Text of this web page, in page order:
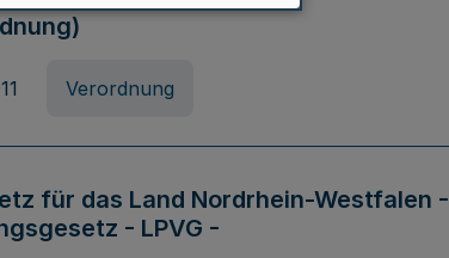
Verordnung
für das Land Nordrhein-Westfalen -
- LPVG -